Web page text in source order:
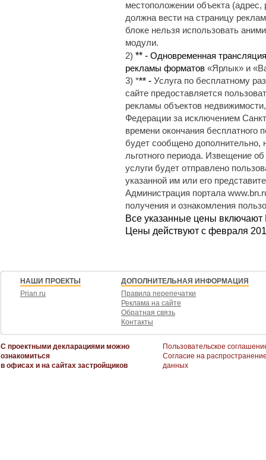
местоположении объекта
должна вести на страницу
блоке нельзя использовать
модули.
2) ** - Одновременная
рекламы форматов «Ярлык» и
3) *** - Услуга по бесплатному
сайте предоставляется
рекламы объектов
Федерации за исключением
времени окончания бесплатного
будет сообщено дополнительно,
льготного периода. Извещение
услуги будет отправлено
указанной им или его
Администрация портала
получения и ознакомления
Все указанные цены
Цены действуют с февраля
НАШИ ПРОЕКТЫ
Prian.ru
ДОПОЛНИТЕЛЬНАЯ ИНФОРМАЦИЯ
Правила перепечатки
Реклама на сайте
Обратная связь
Контакты
С проектными декларациями можно
ознакомиться
в офисах и на сайтах застройщиков
Пользовательское
Согласие на
данных